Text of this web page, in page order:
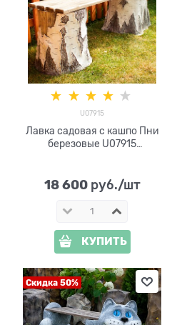
U07915
Лавка садовая с кашпо Пни
березовые U07915
18 600 руб./шт
КУПИТЬ
Скидка 50%